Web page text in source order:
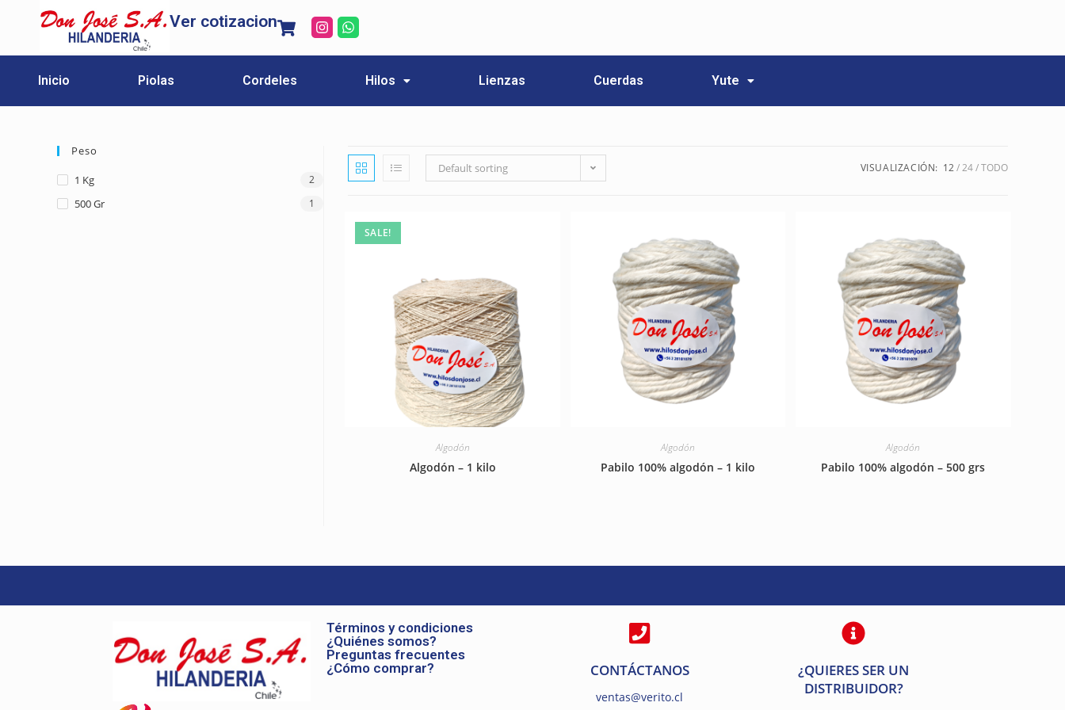
Ver cotizacion
Inicio Piolas Cordeles Hilos Lienzas Cuerdas Yute
Peso
1 Kg 2
500 Gr 1
Default sorting VISUALIZACIÓN: 12 24 TODO
SALE!
Algodón
Algodón – 1 kilo
Algodón
Pabilo 100% algodón – 1 kilo
Algodón
Pabilo 100% algodón – 500 grs
Términos y condiciones
¿Quiénes somos?
Preguntas frecuentes
¿Cómo comprar?
CONTÁCTANOS
ventas@verito.cl
¿QUIERES SER UN
DISTRIBUIDOR?